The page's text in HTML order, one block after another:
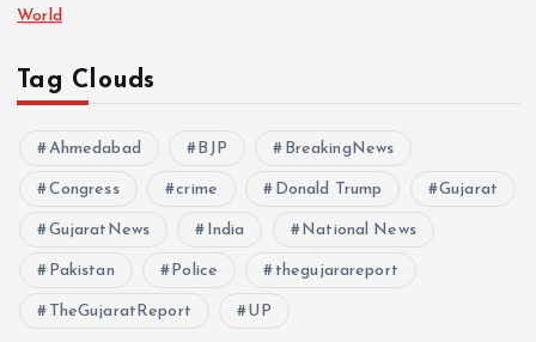
World
Tag Clouds
Ahmedabad BJP BreakingNews
Congress crime Donald Trump Gujarat
GujaratNews India National News
Pakistan Police thegujarareport
TheGujaratReport UP